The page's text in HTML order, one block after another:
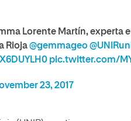
Lorente Martín, experta
Rioja@gemmageo
pic.twitter.com/
23, 2017